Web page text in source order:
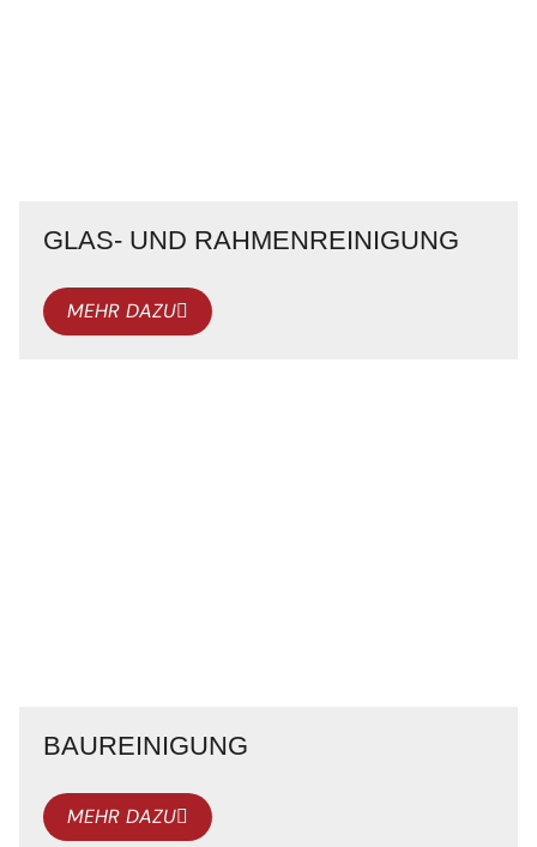
GLAS- UND RAHMENREINIGUNG
MEHR DAZU
BAUREINIGUNG
MEHR DAZU